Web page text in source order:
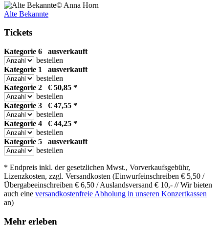
© Anna Horn
Alte Bekannte
Tickets
Kategorie 6 ausverkauft
bestellen
Kategorie 1 ausverkauft
bestellen
Kategorie 2 € 50,85 *
bestellen
Kategorie 3 € 47,55 *
bestellen
Kategorie 4 € 44,25 *
bestellen
Kategorie 5 ausverkauft
bestellen
* Endpreis inkl. der gesetzlichen Mwst., Vorverkaufsgebühr,
Lizenzkosten, zzgl. Versandkosten (Einwurfeinschreiben € 5,50 /
Übergabeeinschreiben € 6,50 / Auslandsversand € 10,- // Wir bieten
auch eine versandkostenfreie Abholung in unseren Konzertkassen
an)
Mehr erleben